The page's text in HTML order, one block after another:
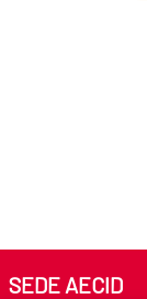
SEDE AECID